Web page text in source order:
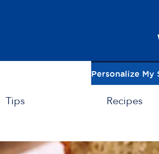
Personalize My
Tips Recipes